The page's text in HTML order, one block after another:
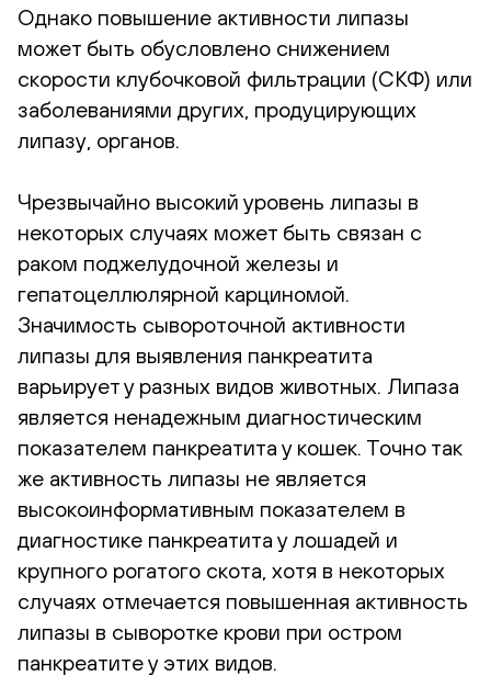
Однако повышение активности липазы
может быть обусловлено снижением
скорости клубочковой фильтрации (СКФ) или
заболеваниями других, продуцирующих
липазу, органов.
Чрезвычайно высокий уровень липазы в
некоторых случаях может быть связан с
раком поджелудочной железы и
гепатоцеллюлярной карциномой.
Значимость сывороточной активности
липазы для выявления панкреатита
варьирует у разных видов животных. Липаза
является ненадежным диагностическим
показателем панкреатита у кошек. Точно так
же активность липазы не является
высокоинформативным показателем в
диагностике панкреатита у лошадей и
крупного рогатого скота, хотя в некоторых
случаях отмечается повышенная активность
липазы в сыворотке крови при остром
панкреатите у этих видов.